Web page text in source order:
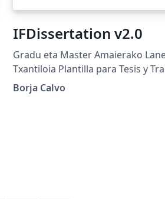
IFDissertation v2.0
Gradu eta Master Amaierako
Txantiloia Plantilla para Tesis y
Grado y Máster Bachelor, Master
Thesis template Euskal Herriko Unibertsitatea
Borja Calvo